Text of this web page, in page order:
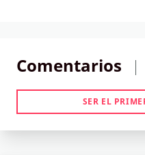
Comentarios
SER EL